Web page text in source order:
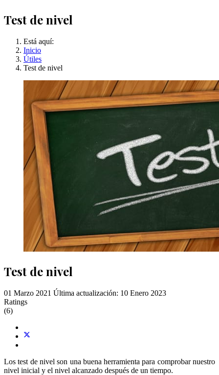
Test de nivel
Está aquí:
Inicio
Útiles
Test de nivel
Test de nivel
01 Marzo 2021 Última actualización: 10 Enero 2023
Ratings
(6)
Los test de nivel son una buena herramienta para comprobar nuestro
nivel inicial y el nivel alcanzado después de un tiempo.